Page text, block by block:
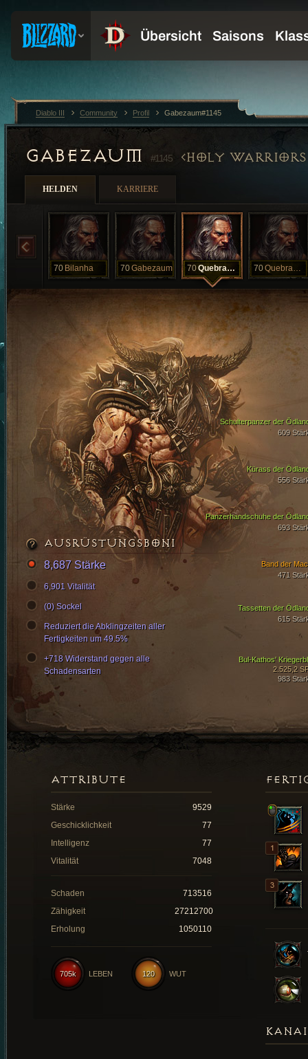
GABEZAUM #1145 HOLY
HELDEN KARRIERE
70 Bilanha 70Gabezaum 70 QuebraPerna 70 QuebraPerna
Kürass der
556
Panzerhandschuhe der
693
Schulterpanzer der
609
Tassetten der
615
Bul-Kathos'
2.525,2
983
Band der
471
AUSRÜSTUNGSBONI
8,687 Stärke
6,901 Vitalität
(0) Sockel
Reduziert die Abklingzeiten aller
Fertigkeiten um 49.5%
+718 Widerstand gegen alle
Schadensarten
ATTRIBUTE
Stärke
9529
Geschicklichkeit
77
Intelligenz
77
Vitalität
7048
Schaden
713516
Zähigkeit
27212700
Erholung
1050110
120 WUT
705k LEBEN
Diablo III Community Profil Gabezaum#1145